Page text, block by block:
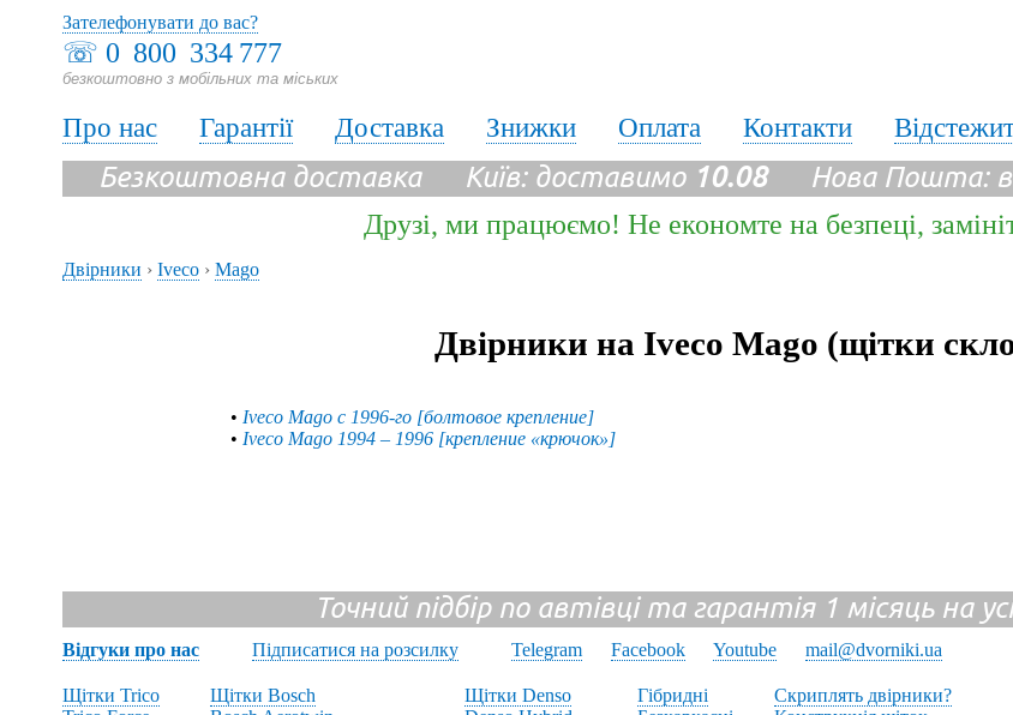
☏ 0 800 334 777
безкоштовно з мобільних та міських
Зателефонувати до вас?
Про нас Гарантії Доставка Знижки Оплата Контакти
Безкоштовна доставка Київ: доставимо 10.08Нова Пошта:
Друзі, ми працюємо! Не економте на безпеці,
Двірники › Iveco › Mago
Двірники на Iveco Mago (щітки
• Iveco Mago с 1996-го [болтовое крепление]
• Iveco Mago 1994 – 1996 [крепление «крючок»]
Точний підбір по автівці та гарантія 1 місяць на
Відгуки про нас Підписатися на розсилку Telegram Facebook Youtube mail@dvorniki.ua
Щітки Trico
Щітки Bosch
Щітки Denso
Гібридні
Скриплять двірники?